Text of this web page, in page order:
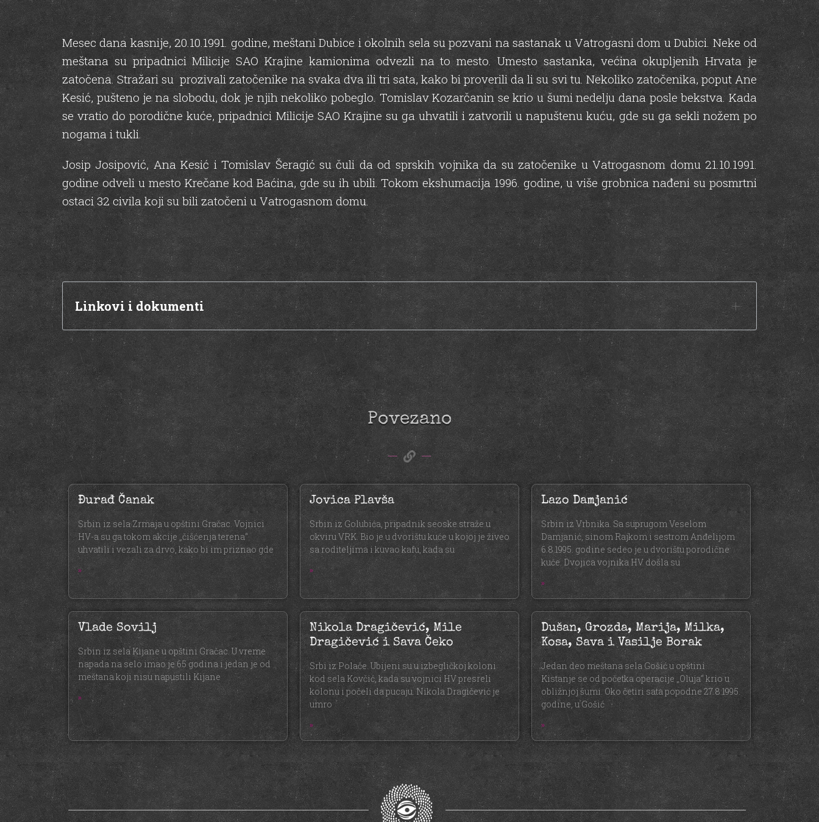
Mesec dana kasnije, 20.10.1991. godine, meštani Dubice i okolnih sela su pozvani na sastanak u Vatrogasni dom u Dubici. Neke od
meštana su pripadnici Milicije SAO Krajine kamionima odvezli na to mesto. Umesto sastanka, većina okupljenih Hrvata je
zatočena. Stražari su prozivali zatočenike na svaka dva ili tri sata, kako bi proverili da li su svi tu. Nekoliko zatočenika, poput Ane
Kesić, pušteno je na slobodu, dok je njih nekoliko pobeglo. Tomislav Kozarčanin se krio u šumi nedelju dana posle bekstva. Kada
se vratio do porodične kuće, pripadnici Milicije SAO Krajine su ga uhvatili i zatvorili u napuštenu kuću, gde su ga sekli nožem po
nogama i tukli.
Josip Josipović, Ana Kesić i Tomislav Šeragić su čuli da od sprskih vojnika da su zatočenike u Vatrogasnom domu 21.10.1991.
godine odveli u mesto Krečane kod Baćina, gde su ih ubili. Tokom ekshumacija 1996. godine, u više grobnica nađeni su posmrtni
ostaci 32 civila koji su bili zatočeni u Vatrogasnom domu.
Linkovi i dokumenti
Povezano
Đurađ Čanak
Srbin iz sela Zrmaja u opštini Gračac. Vojnici
HV-a su ga tokom akcije „čišćenja terena“
uhvatili i vezali za drvo, kako bi im priznao gde
»
Jovica Plavša
Srbin iz Golubića, pripadnik seoske straže u
okviru VRK. Bio je u dvorištu kuće u kojoj je živeo
sa roditeljima i kuvao kafu, kada su
»
Lazo Damjanić
Srbin iz Vrbnika. Sa suprugom Veselom
Damjanić, sinom Rajkom i sestrom Anđelijom
6.8.1995. godine sedeo je u dvorištu porodične
kuće. Dvojica vojnika HV došla su
»
Vlade Sovilj
Srbin iz sela Kijane u opštini Gračac. U vreme
napada na selo imao je 65 godina i jedan je od
meštana koji nisu napustili Kijane
»
Nikola Dragičević, Mile
Dragičević i Sava Čeko
Srbi iz Polače. Ubijeni su u izbegličkoj koloni
kod sela Kovčić, kada su vojnici HV presreli
kolonu i počeli da pucaju. Nikola Dragičević je
umro
»
Dušan, Grozda, Marija, Milka,
Kosa, Sava i Vasilje Borak
Jedan deo meštana sela Gošić u opštini
Kistanje se od početka operacije „Oluja“ krio u
obližnjoj šumi. Oko četiri sata popodne 27.8.1995.
godine, u Gošić
»